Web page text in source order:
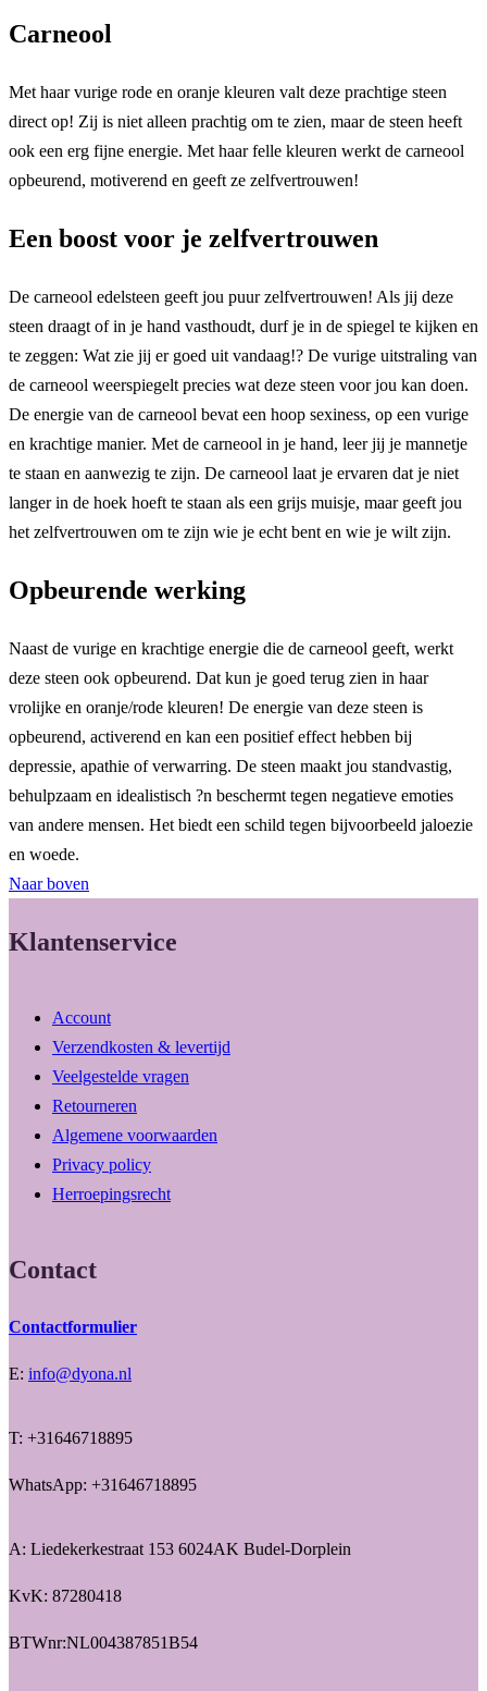
Carneool
Met haar vurige rode en oranje kleuren valt deze prachtige steen
direct op! Zij is niet alleen prachtig om te zien, maar de steen heeft
ook een erg fijne energie. Met haar felle kleuren werkt de carneool
opbeurend, motiverend en geeft ze zelfvertrouwen!
Een boost voor je zelfvertrouwen
De carneool edelsteen geeft jou puur zelfvertrouwen! Als jij deze
steen draagt of in je hand vasthoudt, durf je in de spiegel te kijken en
te zeggen: Wat zie jij er goed uit vandaag!? De vurige uitstraling van
de carneool weerspiegelt precies wat deze steen voor jou kan doen.
De energie van de carneool bevat een hoop sexiness, op een vurige
en krachtige manier. Met de carneool in je hand, leer jij je mannetje
te staan en aanwezig te zijn. De carneool laat je ervaren dat je niet
langer in de hoek hoeft te staan als een grijs muisje, maar geeft jou
het zelfvertrouwen om te zijn wie je echt bent en wie je wilt zijn.
Opbeurende werking
Naast de vurige en krachtige energie die de carneool geeft, werkt
deze steen ook opbeurend. Dat kun je goed terug zien in haar
vrolijke en oranje/rode kleuren! De energie van deze steen is
opbeurend, activerend en kan een positief effect hebben bij
depressie, apathie of verwarring. De steen maakt jou standvastig,
behulpzaam en idealistisch ?n beschermt tegen negatieve emoties
van andere mensen. Het biedt een schild tegen bijvoorbeeld jaloezie
en woede.
Naar boven
Klantenservice
Account
Verzendkosten & levertijd
Veelgestelde vragen
Retourneren
Algemene voorwaarden
Privacy policy
Herroepingsrecht
Contact
Contactformulier
E: info@dyona.nl
T: +31646718895
WhatsApp: +31646718895
A: Liedekerkestraat 153 6024AK Budel-Dorplein
KvK: 87280418
BTWnr:NL004387851B54